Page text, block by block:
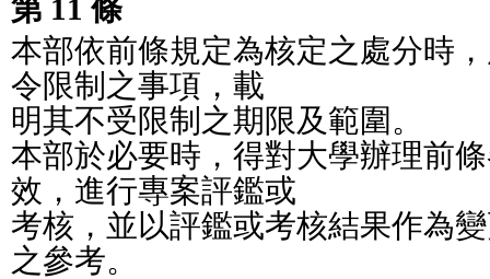
第 11 條
本部依前條規定為核定之處分時
令限制之事項，載
明其不受限制之期限及範圍。
本部於必要時，得對大學辦理前
效，進行專案評鑑或
考核，並以評鑑或考核結果作為
之參考。